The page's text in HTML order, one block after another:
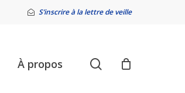
S’inscrire à la lettre de veille
À propos search